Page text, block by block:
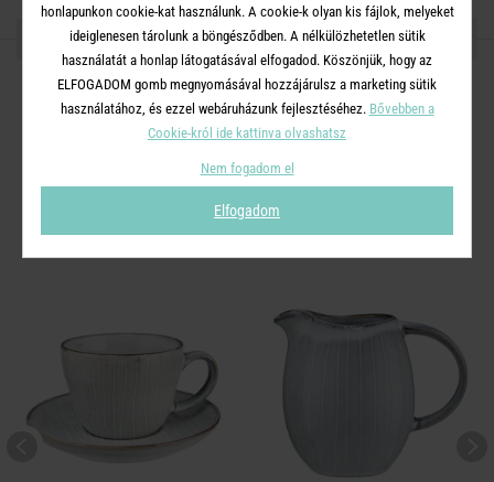
OSZD MEG MÁSOKKAL!
A TERMÉKCSALÁD TOVÁBBI
TERMÉKEI
honlapunkon cookie-kat használunk. A cookie-k olyan kis fájlok, melyeket
ideiglenesen tárolunk a böngésződben. A nélkülözhetetlen sütik
használatát a honlap látogatásával elfogadod. Köszönjük, hogy az
ELFOGADOM gomb megnyomásával hozzájárulsz a marketing sütik
használatához, és ezzel webáruházunk fejlesztéséhez. Bővebben a
Cookie-król ide kattinva olvashatsz
Nem fogadom el
Elfogadom